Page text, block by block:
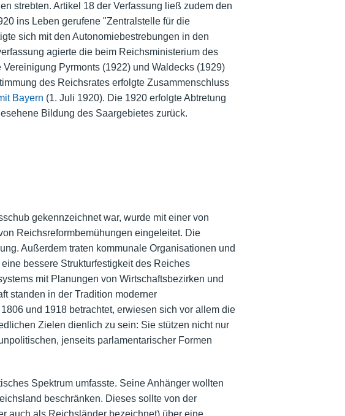
strebten. Artikel 18 der Verfassung ließ zudem den
ins Leben gerufene "Zentralstelle für die
sich mit den Autonomiebestrebungen in den
agierte die beim Reichsministerium des
Pyrmonts (1922) und Waldecks (1929)
des Reichsrates erfolgte Zusammenschluss
Bayern (1. Juli 1920). Die 1920 erfolgte Abtretung
Bildung des Saargebietes zurück.
gekennzeichnet war, wurde mit einer von
Reichsreformbemühungen eingeleitet. Die
Außerdem traten kommunale Organisationen und
bessere Strukturfestigkeit des Reiches
mit Planungen von Wirtschaftsbezirken und
standen in der Tradition moderner
und 1918 betrachtet, erwiesen sich vor allem die
Zielen dienlich zu sein: Sie stützen nicht nur
jenseits parlamentarischer Formen
Spektrum umfasste. Seine Anhänger wollten
beschränken. Dieses sollte von der
auch als Reichsländer bezeichnet) über eine